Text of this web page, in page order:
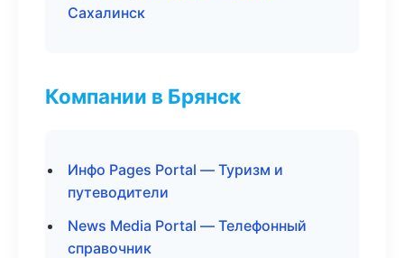
Сахалинск
Компании в Брянск
Инфо Pages Portal — Туризм и
путеводители
News Media Portal — Телефонный
справочник